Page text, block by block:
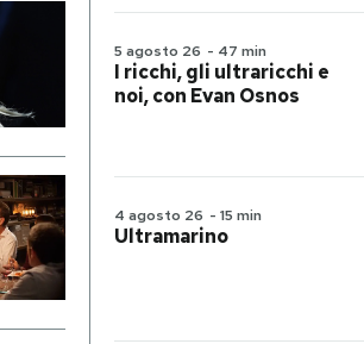
5 agosto 26 - 47 min
I ricchi, gli ultraricchi e
noi, con Evan Osnos
4 agosto 26 - 15 min
Ultramarino